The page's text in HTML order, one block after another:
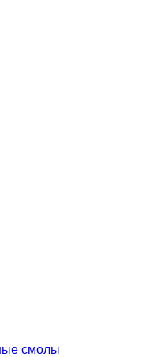
смолы